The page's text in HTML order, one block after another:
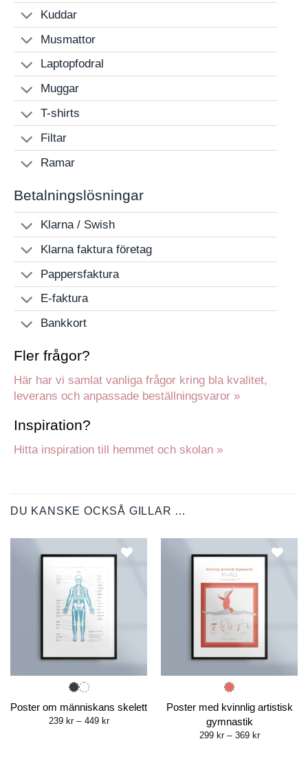
Kuddar
Musmattor
Laptopfodral
Muggar
T-shirts
Filtar
Ramar
Betalningslösningar
Klarna / Swish
Klarna faktura företag
Pappersfaktura
E-faktura
Bankkort
Fler frågor?
Här har vi samlat vanliga frågor kring bla kvalitet,
leverans och anpassade beställningsvaror »
Inspiration?
Hitta inspiration till hemmet och skolan »
DU KANSKE OCKSÅ GILLAR …
Poster om människans skelett
239 kr – 449 krPrice
Poster med kvinnlig artistisk
gymnastik
299 kr – 369 krPrice